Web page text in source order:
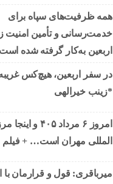
همه ظرفیت‌های سپاه برای
خدمت‌رسانی و تأمین امنیت
اربعین به‌کار گرفته شده است
در سفر اربعین، هیچ‌کس
*زینب خیرالهی
امروز ۶ مرداد ۴۰۵ و
المللی مهران است… + فیلم
میرباقری: قول و قرارمان با